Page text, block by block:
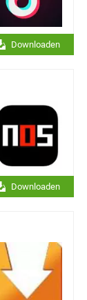
Downloaden
Downloaden